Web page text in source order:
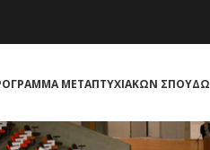
ΜΕΤΑΠΤΥΧΙΑΚΩΝ